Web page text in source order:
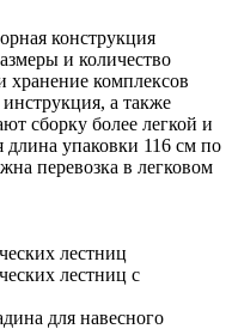
конструкция
и количество
хранение комплексов
а также
сборку более легкой и
упаковки 116 см по
перевозка в легковом
лестниц
лестниц с
для навесного